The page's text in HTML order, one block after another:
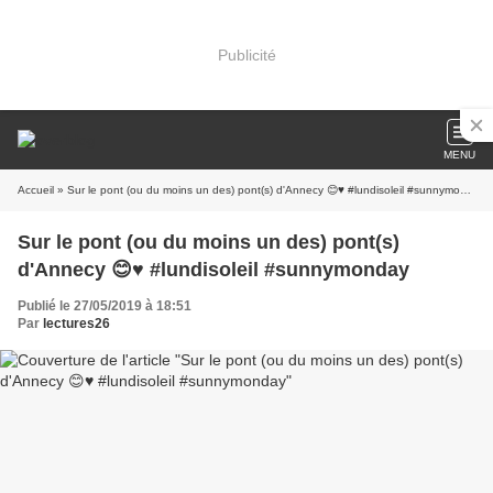
Publicité
MENU
Accueil » Sur le pont (ou du moins un des) pont(s) d'Annecy 😊♥️ #lundisoleil #sunnymonday
Sur le pont (ou du moins un des) pont(s)
d'Annecy 😊♥️ #lundisoleil #sunnymonday
Publié le 27/05/2019 à 18:51
Par lectures26